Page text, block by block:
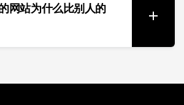
网站为什么比别人的